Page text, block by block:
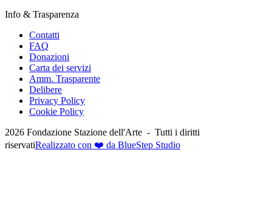
Info & Trasparenza
Contatti
FAQ
Donazioni
Carta dei servizi
Amm. Trasparente
Delibere
Privacy Policy
Cookie Policy
2026 Fondazione Stazione dell'Arte - Tutti i diritti
riservatiRealizzato con ❤️ da BlueStep Studio